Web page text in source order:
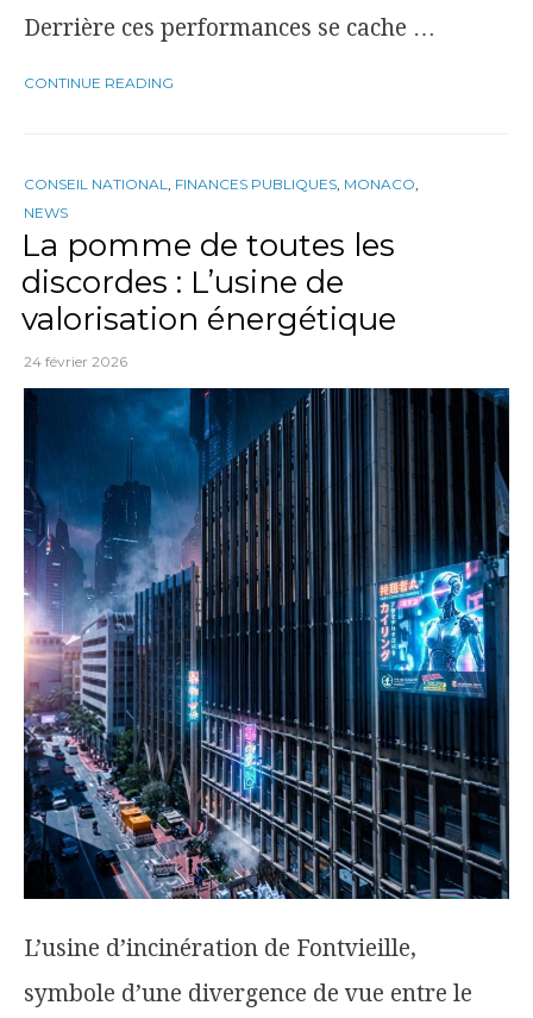
Derrière ces performances se cache …
CONTINUE READING
CONSEIL NATIONAL, FINANCES PUBLIQUES, MONACO,
NEWS
La pomme de toutes les
discordes : L’usine de
valorisation énergétique
24 février 2026
L’usine d’incinération de Fontvieille,
symbole d’une divergence de vue entre le